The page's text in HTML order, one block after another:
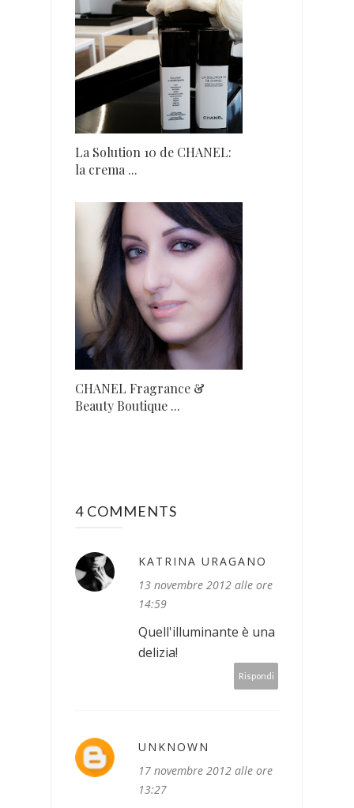
La Solution 10 de CHANEL:
la crema ...
CHANEL Fragrance &
Beauty Boutique ...
4 COMMENTS
KATRINA URAGANO
13 novembre 2012 alle ore
14:59
Quell'illuminante è una
delizia!
Rispondi
UNKNOWN
17 novembre 2012 alle ore
13:27